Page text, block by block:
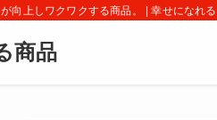
向上しワクワクする商品。 | 幸せになれ
商品